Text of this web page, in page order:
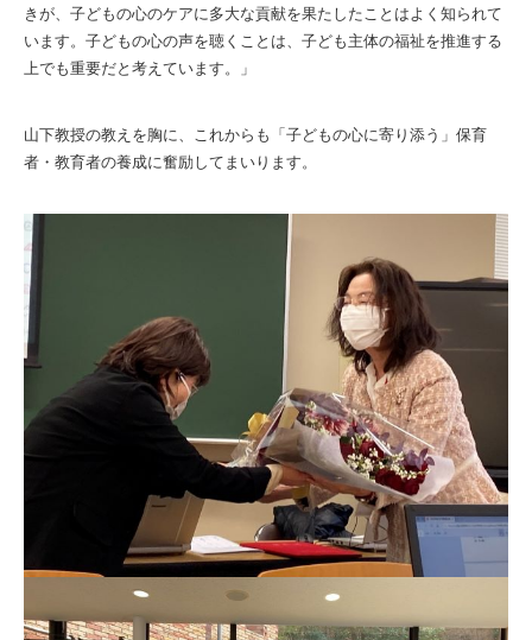
きが、 子どもの心のケアに多大な貢献を果たしたことはよく知られて
います。子どもの心の声を聴くことは、 子ども主体の福祉を推進する
上でも重要だと考えています。」
山下教授の教えを胸に、これからも「子どもの心に寄り添う」 保育
者・教育者の養成に奮励してまいります。